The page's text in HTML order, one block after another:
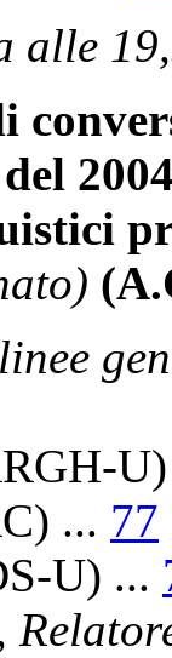
alle
... 77
U) ...